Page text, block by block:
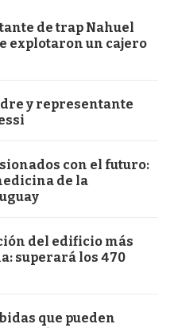
de trap Nahuel
explotaron un cajero
y representante
con el futuro:
de la
del edificio más
superará los 470
que pueden